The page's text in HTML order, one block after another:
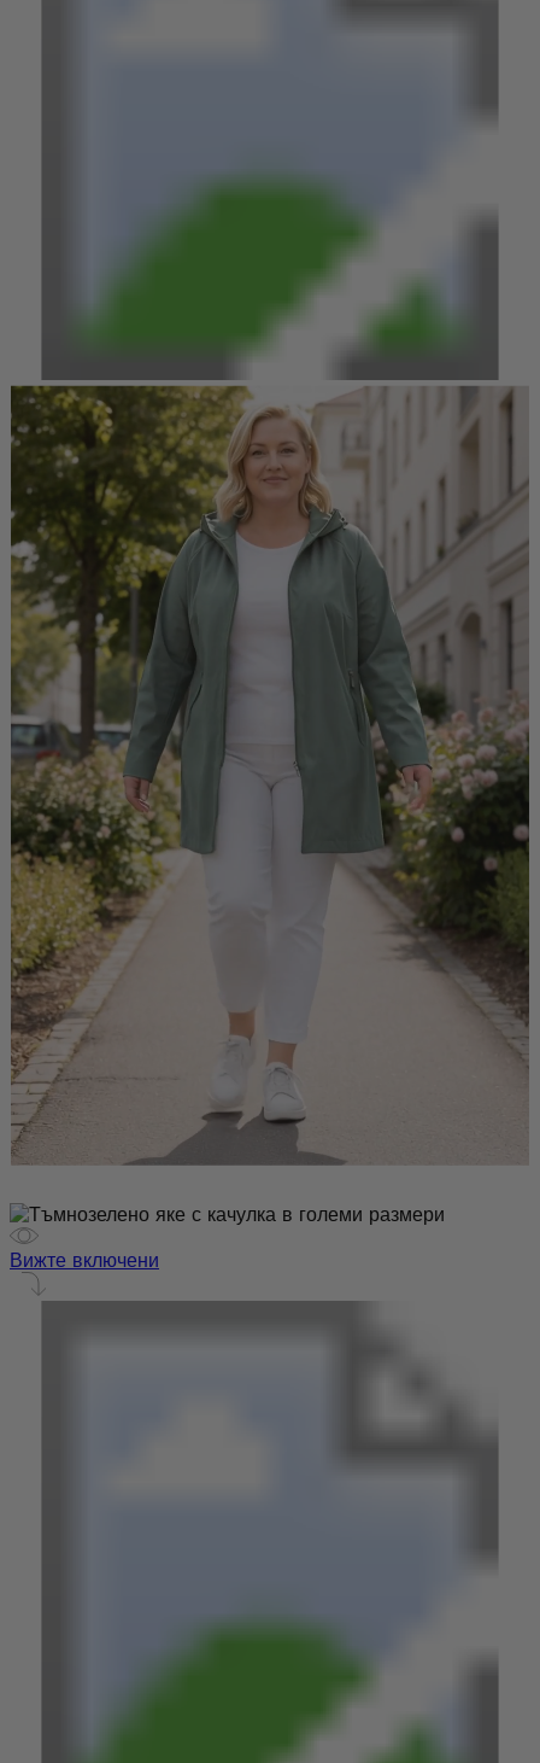
Вижте включени